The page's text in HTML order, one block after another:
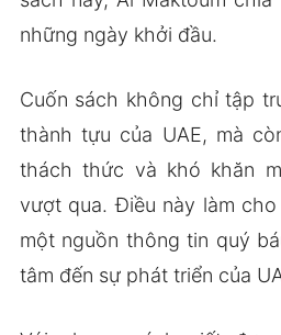
những ngày khởi đầu.
Cuốn sách không chỉ tập
thành tựu của UAE, mà
thách thức và khó khăn
vượt qua. Điều này làm
một nguồn thông tin quý
tâm đến sự phát triển của